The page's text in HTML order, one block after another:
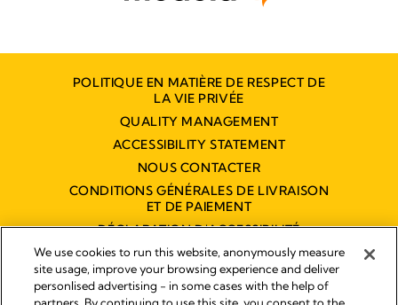
POLITIQUE EN MATIÈRE DE RESPECT DE
LA VIE PRIVÉE
QUALITY MANAGEMENT
ACCESSIBILITY STATEMENT
NOUS CONTACTER
CONDITIONS GÉNÉRALES DE LIVRAISON
ET DE PAIEMENT
DÉCLARATION D'ACCESSIBILITÉ
NUMÉRIQUE
We use cookies to run this website, anonymously measure
site usage, improve your browsing experience and deliver
personlised advertising - in some cases with the help of